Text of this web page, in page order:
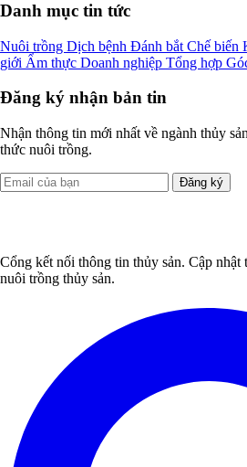
Danh mục tin tức
Nuôi trồng Dịch bệnh Đánh bắt Chế biến
giới Ẩm thực Doanh nghiệp Tổng hợp
Đăng ký nhận bản tin
Nhận thông tin mới nhất về ngành thủy
thức nuôi trồng.
Đăng ký
Cổng kết nối thông tin thủy sản. Cập
nuôi trồng thủy sản.